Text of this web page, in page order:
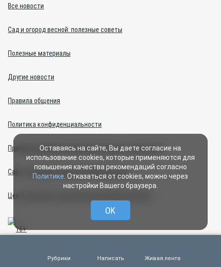
Все новости
Сад и огород весной: полезные советы
Полезные материалы
Другие новости
Правила общения
Политика конфиденциальности
Правила применения рекомендательных технологий
Сайт о домашних животных «Моё зверьё»
Центр интернет-проектов (изготовление сайтов)
Рубрики Написать Живая лента
Оставаясь на сайте, Вы даете согласие на
использование cookies, которые применяются для
повышения качества рекомендаций согласно
Политике . Отказаться от cookies, можно через
настройки Вашего браузера.
OK